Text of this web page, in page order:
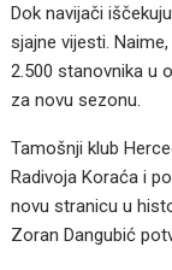
Dok navijači
sjajne vijesti.
2.500 stanovnika u
za novu sezonu.
Tamošnji klub
Radivoja Koraća i
novu stranicu u
Zoran Dangubić